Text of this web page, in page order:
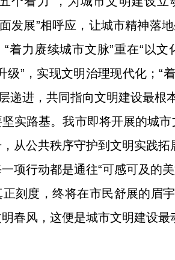
发展”相呼应，让城市精神落
着力赓续城市文脉”重在“以
级”，实现文明治理现代化；“
递进，共同指向文明建设最
实路基。我市即将开展的城
从公共秩序守护到文明实践
项行动都是通往“可感可及的
刻度，终将在市民舒展的眉
春风，这便是城市文明建设最